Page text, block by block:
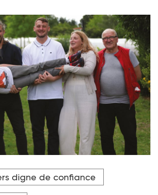
après un conseil des aidants à
sur-l'Escaut (Nord). Photo tirée de
digne de confiance